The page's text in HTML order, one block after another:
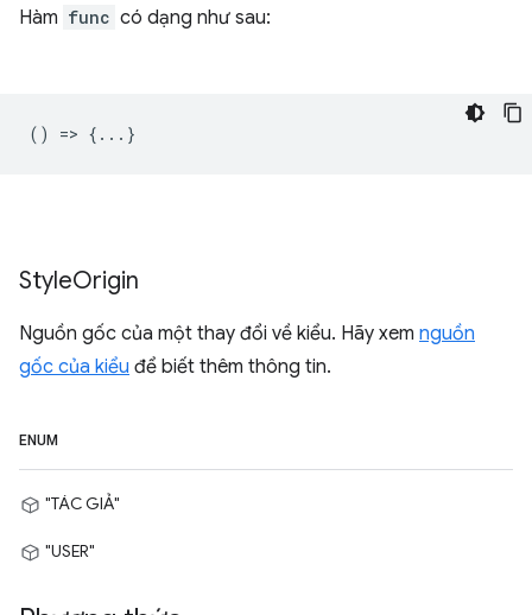
Hàm func có dạng như sau:
() => {...}
StyleOrigin
Nguồn gốc của một thay đổi về kiểu. Hãy xem nguồn
gốc của kiểu để biết thêm thông tin.
ENUM
"TÁC GIẢ"
"USER"